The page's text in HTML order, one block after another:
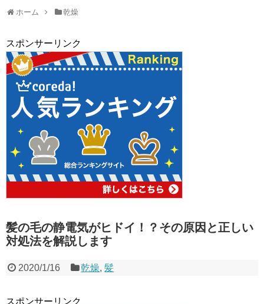
ホーム 乾燥
スポンサーリンク
髪の毛の静電気がヒドイ！？その原因と正しい
対処法を解説します
2020/1/16 乾燥,髪
スポンサーリンク